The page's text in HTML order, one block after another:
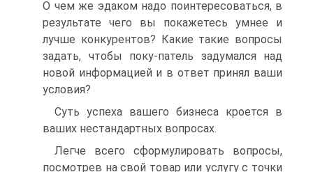
О чем же эдаком надо поинтересоваться, в
результате чего вы покажетесь умнее и
лучше конкурентов? Какие такие вопросы
задать, чтобы поку-патель задумался над
новой информацией и в ответ принял ваши
условия?
Суть успеха вашего бизнеса кроется в
ваших нестандартных вопросах.
Легче всего сформулировать вопросы,
посмотрев на свой товар или услугу с точки